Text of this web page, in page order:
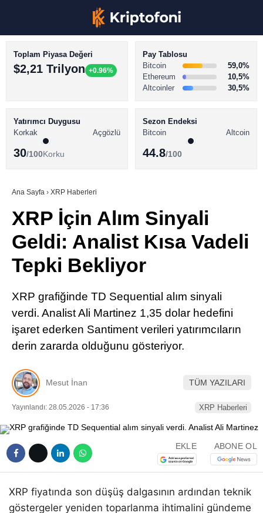
Youtube
TikTok
LinkedIn
Telegram
BİTCOİN HABERLERİ
ALTCOİN HABERLERİ
SÖZLÜK
Toplam Piyasa Değeri
$2,21 Trilyon +0.96%
Pay Tablosu
Bitcoin
59,0%
Ethereum
10,5%
Altcoinler
30,5%
Yatırımcı Duygusu
Korkak
Açgözlü
30/100Korku
Sezon Endeksi
Bitcoin
Altcoin
44.8/100
Ana Sayfa › XRP Haberleri
XRP İçin Alım Sinyali
Geldi: Analist Kısa Vadeli
Tepki Bekliyor
XRP grafiğinde TD Sequential alım sinyali
verdi. Analist Ali Martinez 1,35 dolar hedefini
işaret ederken Santiment verileri yatırımcıların
derin zararda olduğunu gösteriyor.
Mesut İnan TÜM YAZILARI
Yayınlandı: 28.05.2026 - 17:36 XRP Haberleri
EKLE ABONE OL
XRP fiyatında son düşüş dalgasının ardından teknik
göstergeler yeniden toparlanma ihtimalini gündeme